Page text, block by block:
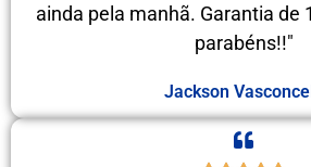
ainda pela manhã. Garantia de
parabéns!!"
Jackson